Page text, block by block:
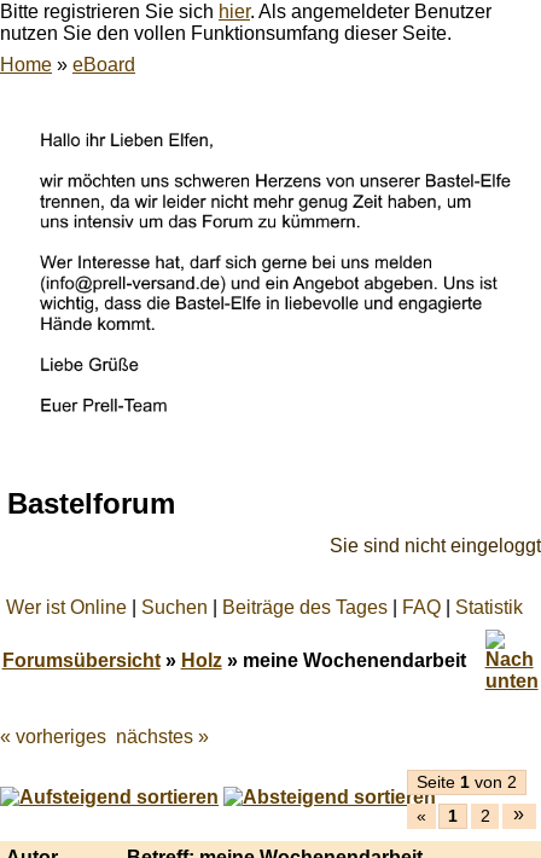
Bitte registrieren Sie sich hier. Als angemeldeter Benutzer
nutzen Sie den vollen Funktionsumfang dieser Seite.
Home » eBoard
Bastelforum
Sie sind nicht eingeloggt
Wer ist Online Suchen Beiträge des Tages FAQ Statistik
Forumsübersicht» Holz» meine Wochenendarbeit
Best
live
casino
« vorheriges nächstes »
Seite 1von 2
«
1 2 »